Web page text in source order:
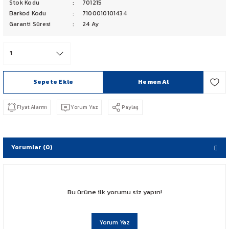
PCX 125-150
CBR 250
CRF 250 RALLY
NX 500
Stok Kodu
701215
Barkod Kodu
7100010101434
Garanti Süresi
24 Ay
Sepete Ekle Hemen Al
Fiyat Alarmı Yorum Yaz Paylaş
Yorumlar (0)
Bu ürüne ilk yorumu siz yapın!
Yorum Yaz